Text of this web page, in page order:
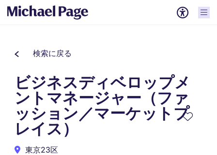
検索に戻る
ビジネスディベロップメ
ントマネージャー（ファ
ッション／マーケットプ
レイス）
東京23区